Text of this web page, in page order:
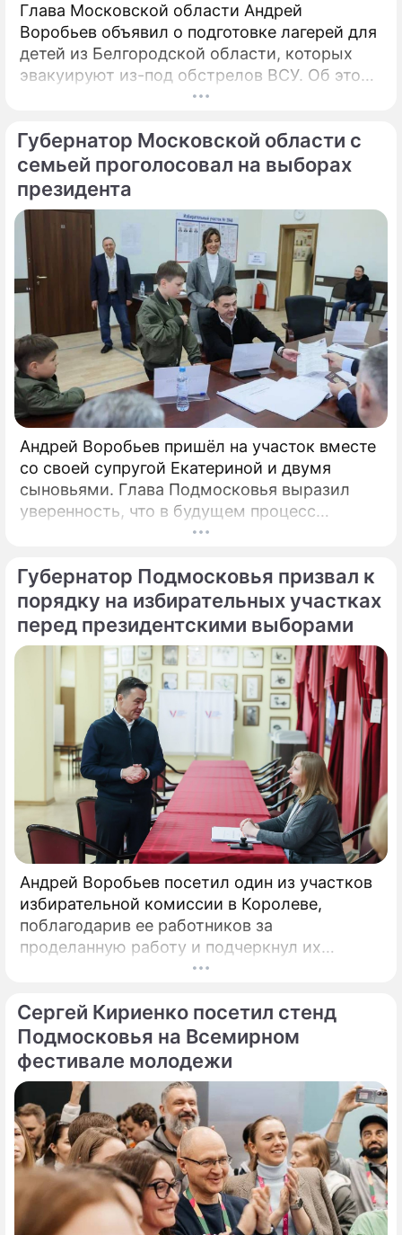
Глава Московской области Андрей
Воробьев объявил о подготовке лагерей для
детей из Белгородской области, которых
эвакуируют из-под обстрелов ВСУ. Об этом
говорится в сообщении, распространенном
Подмосковья. «Мы не можем оставаться в
стороне.
Губернатор Московской области с
семьей проголосовал на выборах
президента
Андрей Воробьев пришёл на участок вместе
со своей супругой Екатериной и двумя
сыновьями. Глава Подмосковья выразил
уверенность, что в будущем процесс
голосования продолжит
пресс-службе правительства региона.
«Выборы — это всегда важно.
Губернатор Подмосковья призвал к
порядку на избирательных участках
перед президентскими выборами
Андрей Воробьев посетил один из участков
избирательной комиссии в Королеве,
поблагодарив ее работников за
проделанную работу и подчеркнул их
опытность в организации и проведении
в пресс-службе правительства
Подмосковья. «Свыше 36 тыс.
Сергей Кириенко посетил стенд
Подмосковья на Всемирном
фестивале молодежи